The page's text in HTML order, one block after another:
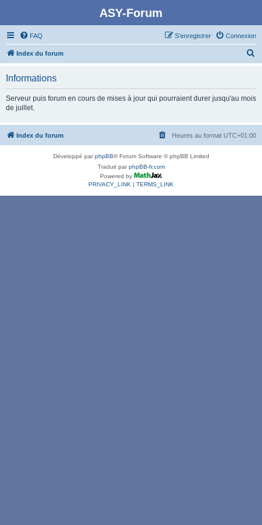
ASY-Forum
FAQ Connexion
S’enregistrer
Index du forum
c
Informations
Serveur puis forum en cours de mises à jour qui pourraient durer jusqu'au mois
de juillet.
Index du forum Heures au format UTC+01:00
Développé parphpBB® Forum Software © phpBB Limited
Traduit parphpBB-fr.com
Powered by
PRIVACY_LINK | TERMS_LINK